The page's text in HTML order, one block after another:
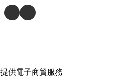
提供電子商貿服務